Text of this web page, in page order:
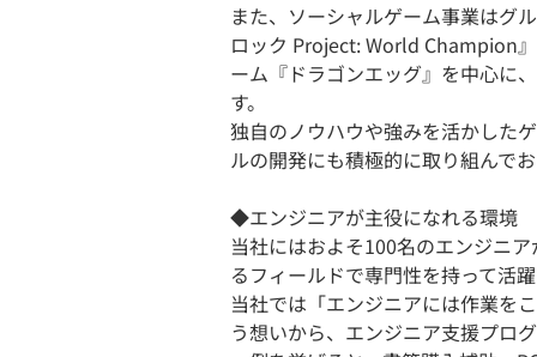
また、ソーシャルゲーム事業はグ
ロック Project: World Champion
ーム『ドラゴンエッグ』を中心に
す。
独自のノウハウや強みを活かした
ルの開発にも積極的に取り組んで
◆エンジニアが主役になれる環境
当社にはおよそ100名のエンジニ
るフィールドで専門性を持って活
当社では「エンジニアには作業を
う想いから、エンジニア支援プロ